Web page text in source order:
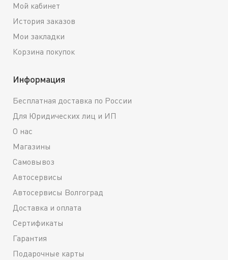
Мой кабинет
История заказов
Мои закладки
Корзина покупок
Информация
Бесплатная доставка по России
Для Юридических лиц и ИП
О нас
Магазины
Самовывоз
Автосервисы
Автосервисы Волгоград
Доставка и оплата
Сертификаты
Гарантия
Подарочные карты